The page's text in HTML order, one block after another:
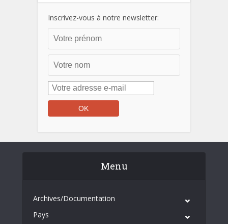
Inscrivez-vous à notre newsletter:
Menu
Archives/Documentation
Pays